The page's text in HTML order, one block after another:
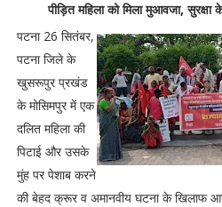
पीड़ित महिला को मिला मुआवजा, सुरक्षा
पटना 26 सितंबर,
पटना जिले के
खुसरूपुर प्रखंड
के मोसिमपुर में एक
दलित महिला की
पिटाई और उसके
मुंह पर पेशाब करने
की बेहद क्रूर व अमानवीय घटना के खिलाफ